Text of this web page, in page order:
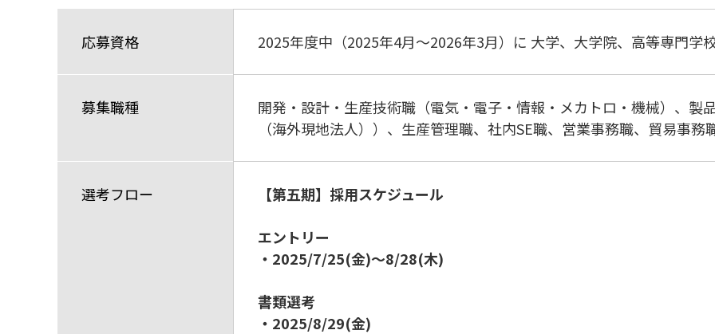
応募資格 2025年度中（2025年4月～2026年3月）に 大学、大学院、高等専門学
募集職種
開発・設計・生産技術職（電気・電子・情報・メカトロ・機械）、製
（海外現地法人））、生産管理職、社内SE職、営業事務職、貿易事務
選考フロー 【第五期】採用スケジュール
エントリー
・2025/7/25(金)～8/28(木)
書類選考
・2025/8/29(金)